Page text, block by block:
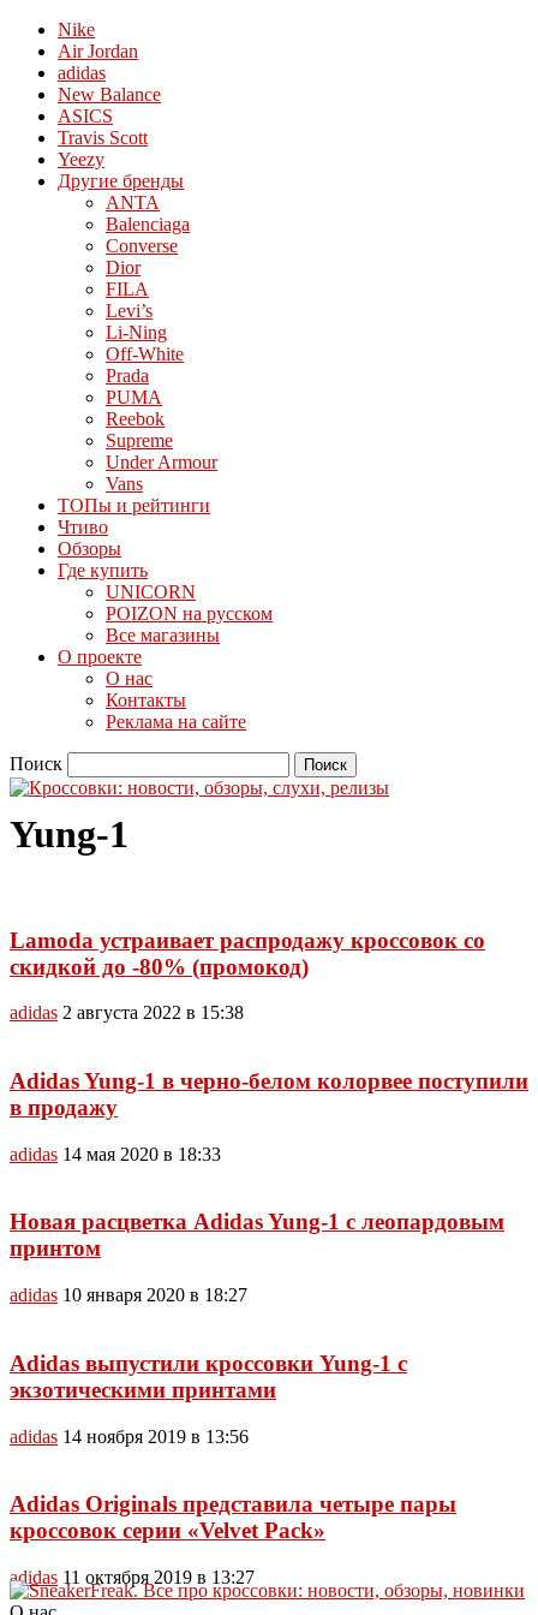
Nike
Air Jordan
adidas
New Balance
ASICS
Travis Scott
Yeezy
Другие бренды
ANTA
Balenciaga
Converse
Dior
FILA
Levi’s
Li-Ning
Off-White
Prada
PUMA
Reebok
Supreme
Under Armour
Vans
ТОПы и рейтинги
Чтиво
Обзоры
Где купить
UNICORN
POIZON на русском
Все магазины
О проекте
О нас
Контакты
Реклама на сайте
Поиск
Yung-1
Lamoda устраивает распродажу кроссовок со
скидкой до -80% (промокод)
adidas 2 августа 2022 в 15:38
Adidas Yung-1 в черно-белом колорвее поступили
в продажу
adidas 14 мая 2020 в 18:33
Новая расцветка Adidas Yung-1 с леопардовым
принтом
adidas 10 января 2020 в 18:27
Adidas выпустили кроссовки Yung-1 с
экзотическими принтами
adidas 14 ноября 2019 в 13:56
Adidas Originals представила четыре пары
кроссовок серии «Velvet Pack»
adidas 11 октября 2019 в 13:27